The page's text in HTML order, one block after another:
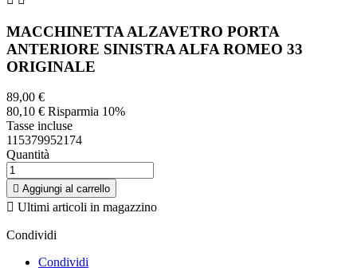
MACCHINETTA ALZAVETRO PORTA
ANTERIORE SINISTRA ALFA ROMEO 33
ORIGINALE
89,00 €
80,10 € Risparmia 10%
Tasse incluse
115379952174
Quantità
 Aggiungi al carrello
 Ultimi articoli in magazzino
Condividi
Condividi